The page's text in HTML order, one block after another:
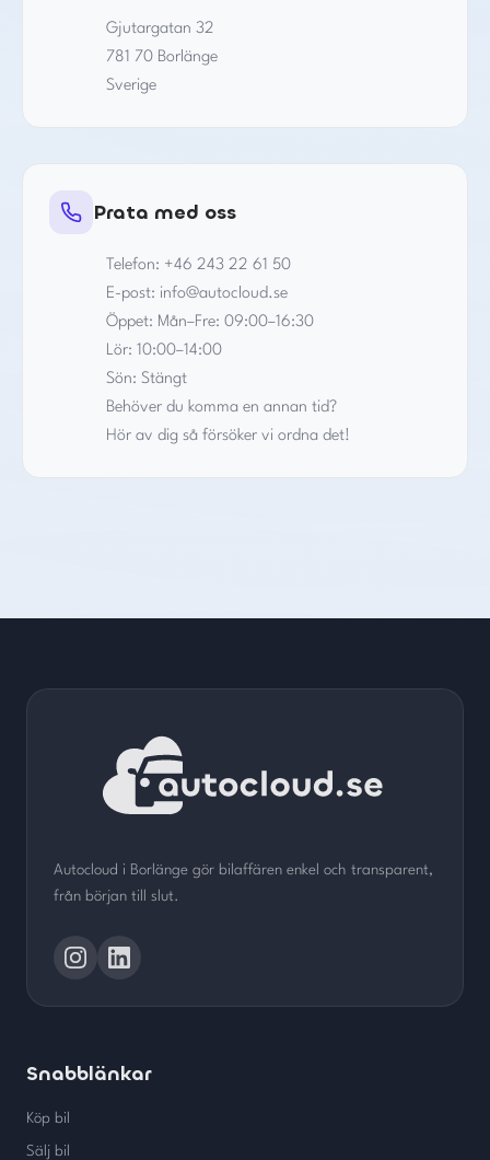
Gjutargatan 32
781 70 Borlänge
Sverige
Prata med oss
Telefon: +46 243 22 61 50
E-post: info@autocloud.se
Öppet: Mån–Fre: 09:00–16:30
Lör: 10:00–14:00
Sön: Stängt
Behöver du komma en annan tid?
Hör av dig så försöker vi ordna det!
Autocloud i Borlänge gör bilaffären enkel och transparent,
från början till slut.
Snabblänkar
Köp bil
Sälj bil